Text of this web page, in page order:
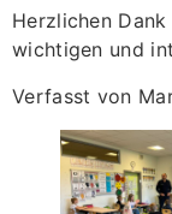
Herzlichen
wichtigen und
Verfasst von